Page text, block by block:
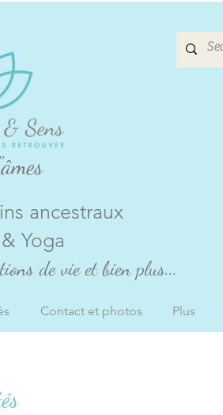
ancestraux
Yoga
de vie et bien plus...
Contact et photos Plus